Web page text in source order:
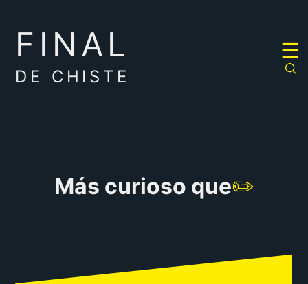
FINAL
DE CHISTE
☰
Más curioso que✏️